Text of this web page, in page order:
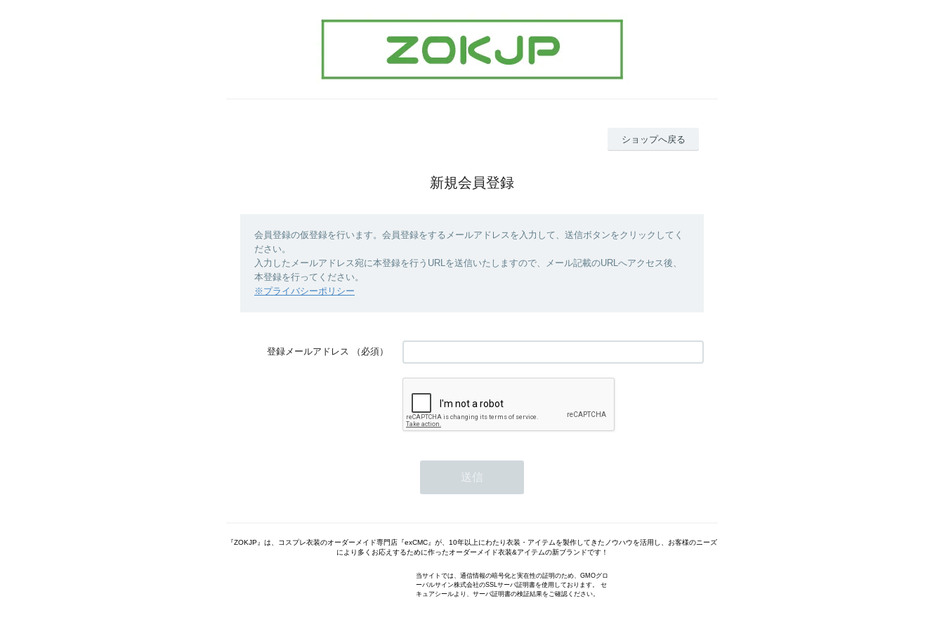
ショップへ戻る
新規会員登録
会員登録の仮登録を行います。会員登録をするメールアドレスを入力して、送信ボタンをクリックしてく
ださい。
入力したメールアドレス宛に本登録を行うURLを送信いたしますので、メール記載のURLへアクセス後、
本登録を行ってください。
※プライバシーポリシー
登録メールアドレス （必須）
『ZOKJP』は、コスプレ衣装のオーダーメイド専門店『exCMC』が、10年以上にわたり衣装・アイテムを製作してきたノウハウを活用し、お客様のニーズ
により多くお応えするために作ったオーダーメイド衣装&アイテムの新ブランドです！
当サイトでは、通信情報の暗号化と実在性の証明のため、GMOグロ
ーバルサイン株式会社のSSLサーバ証明書を使用しております。 セ
キュアシールより、サーバ証明書の検証結果をご確認ください。